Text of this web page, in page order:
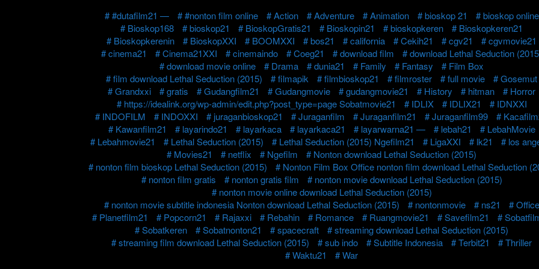
#dutafilm21 —
#nonton film online Action Adventure Animation bioskop 21
bioskop online
Bioskop168
bioskop21 BioskopGratis21 Bioskopin21 bioskopkeren
Bioskopkeren21
Bioskopkerenin
BioskopXXI BOOMXXI bos21 california Cekih21 cgv21
cgvmovie21
cinema21
Cinema21XXI cinemaindo Coeg21 download film
download Lethal Seduction
download movie online
Drama dunia21 Family Fantasy
Film Box
film download Lethal Seduction (2015)
filmapik filmbioskop21 filmroster full movie
Gosemut
Grandxxi
gratis Gudangfilm21 Gudangmovie gudangmovie21 History hitman
Horror
https://idealink.org/wp-admin/edit.php?post_type=page Sobatmovie21
IDLIX IDLIX21
IDNXXI
INDOFILM
INDOXXI juraganbioskop21 Juraganfilm Juraganfilm21 Juraganfilm99
Kawanfilm21
layarindo21 layarkaca layarkaca21 layarwarna21 — lebah21
LebahMovie
Lebahmovie21
Lethal Seduction (2015) Lethal Seduction (2015) Ngefilm21 LigaXXI lk21
los
Movies21
netflix Ngefilm
Nonton download Lethal Seduction (2015)
nonton film bioskop Lethal Seduction (2015)
Nonton Film Box Office nonton film download Lethal Seduction
nonton film gratis
nonton gratis film
nonton movie download Lethal Seduction (2015)
nonton movie online download Lethal Seduction (2015)
nonton movie subtitle indonesia Nonton download Lethal Seduction (2015)
nontonmovie ns21
Office
Planetfilm21
Popcorn21 Rajaxxi Rebahin Romance Ruangmovie21 Savefilm21
Sobatkeren
Sobatnonton21 spacecraft
streaming download Lethal Seduction (2015)
streaming film download Lethal Seduction (2015)
sub indo Subtitle Indonesia Terbit21
Thriller
Waktu21
War